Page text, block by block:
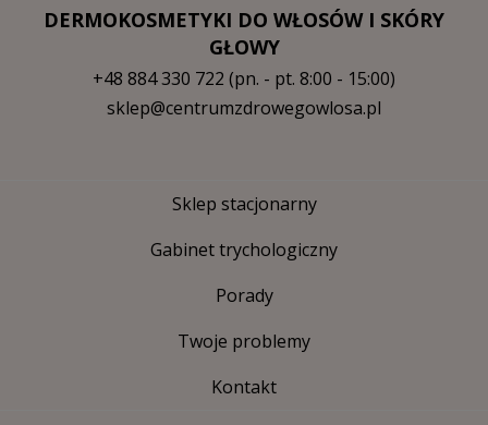
DERMOKOSMETYKI DO WŁOSÓW I SKÓRY
GŁOWY
+48 884 330 722 (pn. - pt. 8:00 - 15:00)
sklep@centrumzdrowegowlosa.pl
Sklep stacjonarny
Gabinet trychologiczny
Porady
Twoje problemy
Kontakt